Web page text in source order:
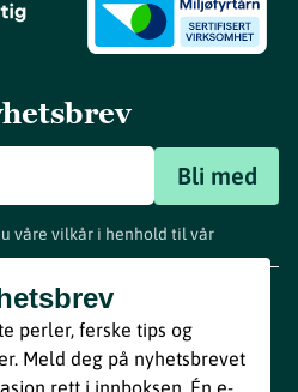
Bli med
våre vilkår i henhold til vår
perler, ferske tips og
Meld deg på nyhetsbrevet
rett i innboksen. Én e-